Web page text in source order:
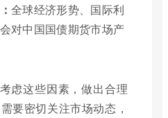
全球经济形势、国际利
对中国国债期货市场产
虑这些因素，做出合理
要密切关注市场动态，